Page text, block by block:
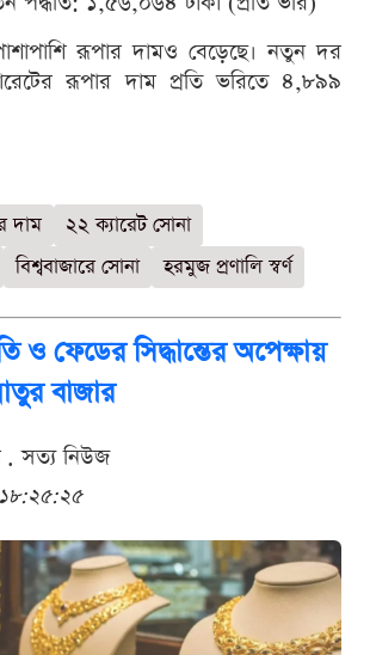
পাশাপাশি রূপার দামও বেড়েছে। নতুন দর
রূপার দাম প্রতি ভরিতে ৪,৮৯৯
দাম
২২ ক্যারেট সোনা
বিশ্ববাজারে সোনা হরমুজ প্রণালি স্বর্ণ
ও ফেডের সিদ্ধান্তের অপেক্ষায়
বাজার
. সত্য নিউজ